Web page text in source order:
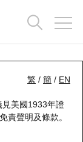
繁 / 簡 / EN
美國1933年證
免責聲明及條款。